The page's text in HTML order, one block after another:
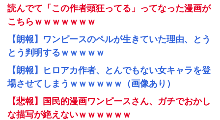
読んでて「この作者頭狂ってる」ってなった漫画が
こちらｗｗｗｗｗｗｗ
【朗報】ワンピースのペルが生きていた理由、とう
とう判明するｗｗｗｗｗ
【朗報】ヒロアカ作者、とんでもない女キャラを登
場させてしまうｗｗｗｗｗｗ（画像あり）
【悲報】国民的漫画ワンピースさん、ガチでおかし
な描写が絶えないｗｗｗｗｗｗ